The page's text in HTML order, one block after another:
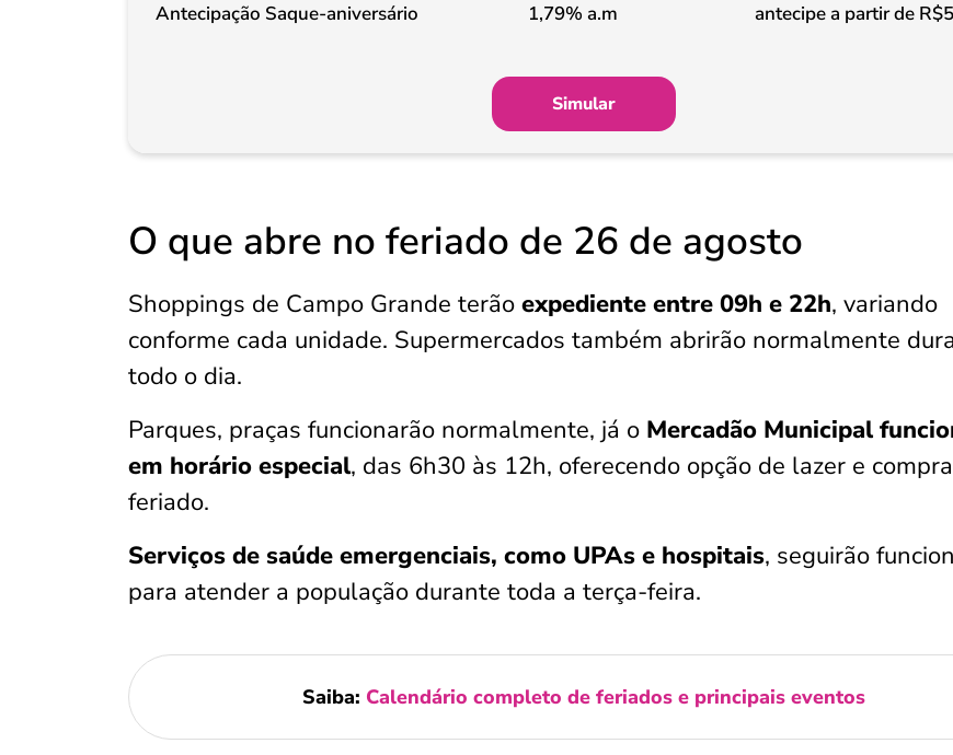
Antecipação Saque-aniversário 1,79% a.m antecipe a partir de
Simular
O que abre no feriado de 26 de agosto
Shoppings de Campo Grande terão expediente entre 09h e 22h, variando
conforme cada unidade. Supermercados também abrirão normalmente
todo o dia.
Parques, praças funcionarão normalmente, já o Mercadão Municipal
em horário especial, das 6h30 às 12h, oferecendo opção de lazer e
feriado.
Serviços de saúde emergenciais, como UPAs e hospitais, seguirão
para atender a população durante toda a terça-feira.
Saiba: Calendário completo de feriados e principais eventos